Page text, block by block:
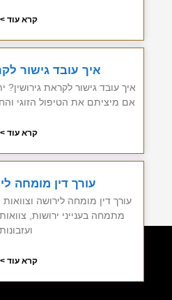
קרא עוד
איך עובד גישור
איך עובד גישור לקראת גירושין?
אם מיציתם את הטיפול הזוגי
קרא עוד
עורך דין מומחה
עורך דין מומחה לירושה וצוואות
מתמחה בענייני ירושות, צוואות
ועזבונות
קרא עוד